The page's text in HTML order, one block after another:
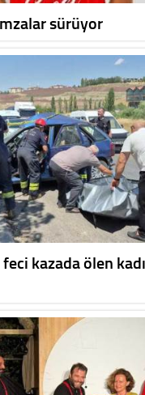
sürüyor
kazada ölen